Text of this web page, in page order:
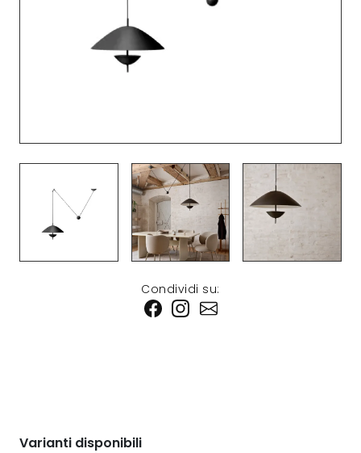
Condividi su:
Varianti disponibili